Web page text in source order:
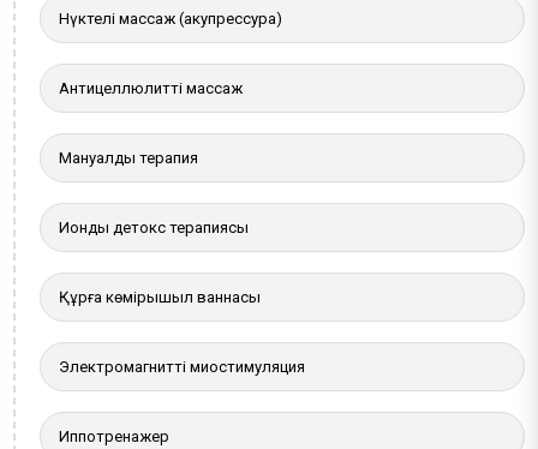
Нүктелі массаж (акупрессура)
Антицеллюлитті массаж
Мануалды терапия
Иондық детокс терапиясы
Құрғақ көмірқышқыл ваннасы
Электромагнитті миостимуляция
Иппотренажер